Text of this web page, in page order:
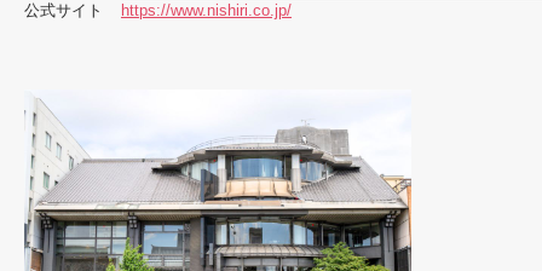
公式サイト https://www.nishiri.co.jp/